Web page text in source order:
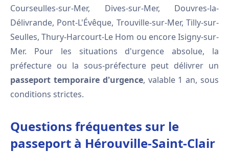
Courseulles-sur-Mer, Dives-sur-Mer, Douvres-la-
Délivrande, Pont-L'Évêque, Trouville-sur-Mer, Tilly-sur-
Seulles, Thury-Harcourt-Le Hom ou encore Isigny-sur-
Mer. Pour les situations d'urgence absolue, la
préfecture ou la sous-préfecture peut délivrer un
passeport temporaire d'urgence, valable 1 an, sous
conditions strictes.
Questions fréquentes sur le
passeport à Hérouville-Saint-Clair